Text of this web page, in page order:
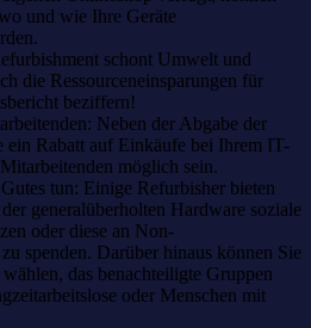
und wie Ihre Geräte
schont Umwelt und
die Ressourceneinsparungen für
beziffern!
Neben der Abgabe der
ein Rabatt auf Einkäufe bei Ihrem IT-
möglich sein.
tun: Einige Refurbisher bieten
generalüberholten Hardware soziale
oder diese an Non-
spenden. Darüber hinaus können Sie
das benachteiligte Gruppen
oder Menschen mit